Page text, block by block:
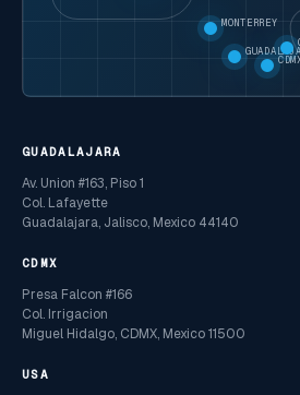
MONTERREY
GUADALAJARA
Av. Union #163, Piso 1
Col. Lafayette
Guadalajara, Jalisco, Mexico 44140
CDMX
Presa Falcon #166
Col. Irrigacion
Miguel Hidalgo, CDMX, Mexico 11500
USA